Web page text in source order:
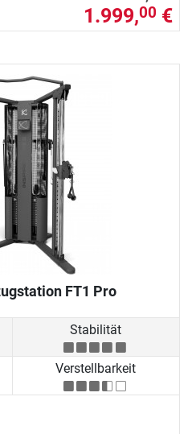
1.999,00 €
FT1 Pro
Stabilität
Verstellbarkeit